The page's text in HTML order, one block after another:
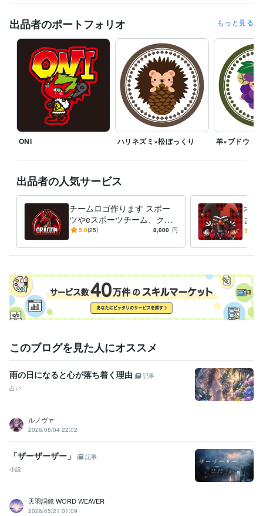
出品者のポートフォリオ もっと見る
ONI ハリネズミ×松ぼっくり 羊×ブドウ
出品者の人気サービス
チームロゴ作ります スポー
ツやeスポーツチーム、クラ
ブ、サークル等に
5.0(25) 8,000 円
オリ
ま
コッ
このブログを見た人にオススメ
雨の日になると心が落ち着く理由
記事
占い
ルノヴァ
2026/08/04 22:02
「ザーザーザー」
記事
小説
天羽詞鏡 WORD WEAVER
2026/05/21 01:09